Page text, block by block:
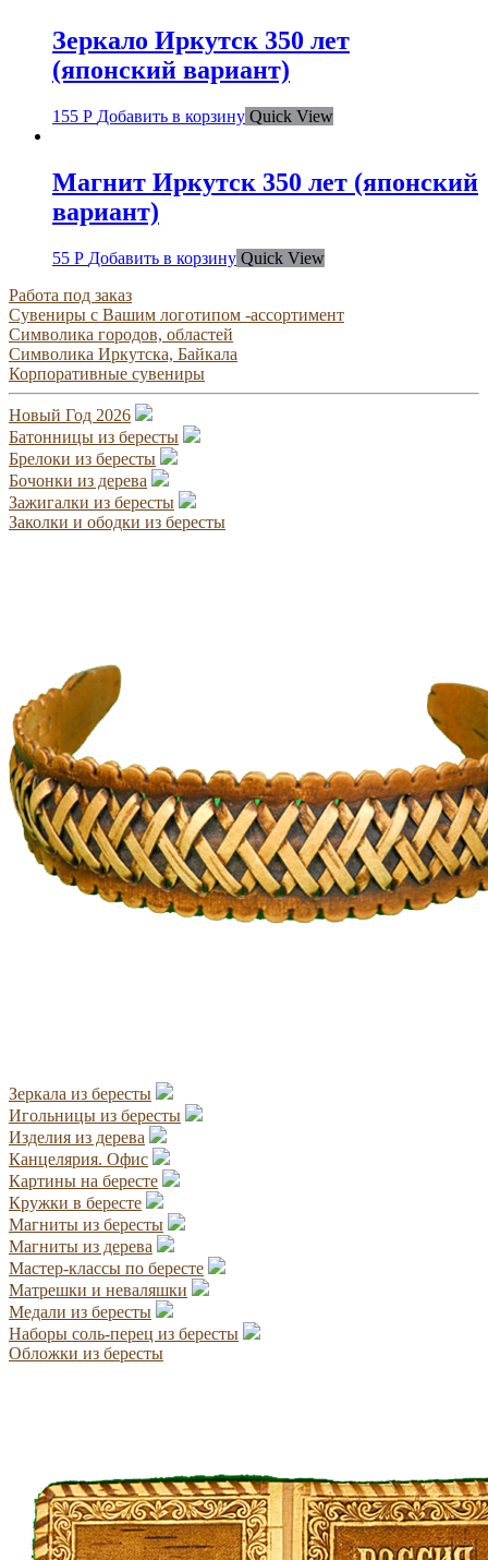
Зеркало Иркутск 350 лет
(японский вариант)
155 Р Добавить в корзину Quick View
Магнит Иркутск 350 лет (японский
вариант)
55 Р Добавить в корзину Quick View
Работа под заказ
Сувениры с Вашим логотипом -ассортимент
Символика городов, областей
Символика Иркутска, Байкала
Корпоративные сувениры
Новый Год 2026
Батонницы из бересты
Брелоки из бересты
Бочонки из дерева
Зажигалки из бересты
Заколки и ободки из бересты
Зеркала из бересты
Игольницы из бересты
Изделия из дерева
Канцелярия. Офис
Картины на бересте
Кружки в бересте
Магниты из бересты
Магниты из дерева
Мастер-классы по бересте
Матрешки и неваляшки
Медали из бересты
Наборы соль-перец из бересты
Обложки из бересты